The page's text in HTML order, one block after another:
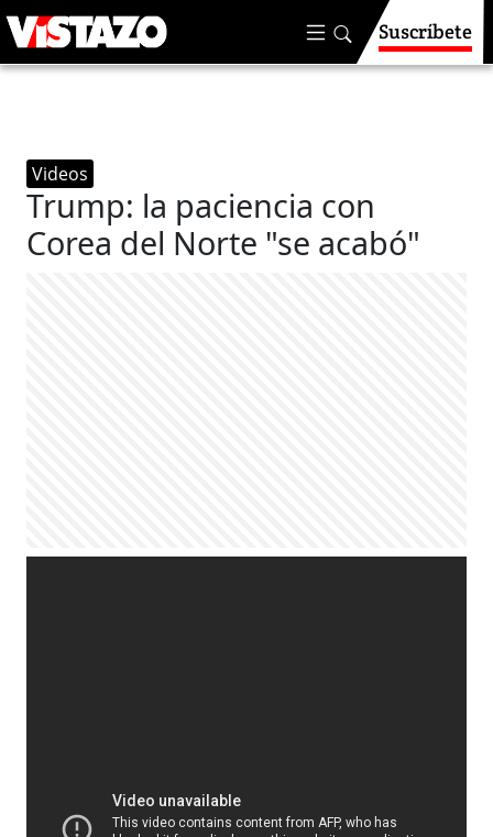
Suscríbete
Videos
Trump: la paciencia con
Corea del Norte "se acabó"